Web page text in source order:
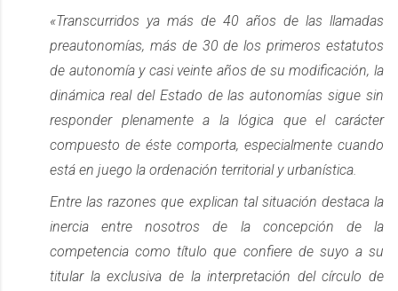
«Transcurridos ya más de 40 años de las llamadas
preautonomías, más de 30 de los primeros estatutos
de autonomía y casi veinte años de su modificación, la
dinámica real del Estado de las autonomías sigue sin
responder plenamente a la lógica que el carácter
compuesto de éste comporta, especialmente cuando
está en juego la ordenación territorial y urbanística.
Entre las razones que explican tal situación destaca la
inercia entre nosotros de la concepción de la
competencia como título que confiere de suyo a su
titular la exclusiva de la interpretación del círculo de